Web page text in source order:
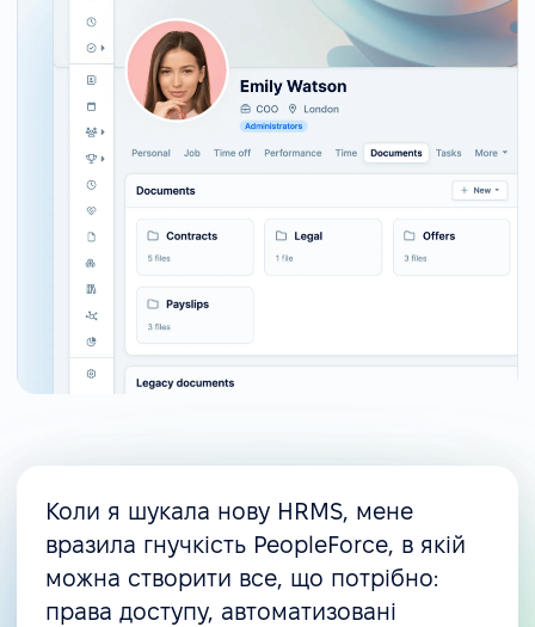
Коли я шукала нову HRMS, мене
вразила гнучкість PeopleForce, в якій
можна створити все, що потрібно:
права доступу, автоматизовані